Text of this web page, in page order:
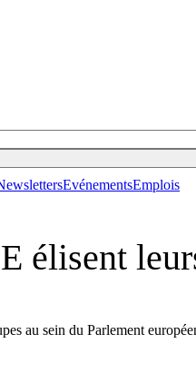
EvénementsEmplois
élisent
au sein du Parlement